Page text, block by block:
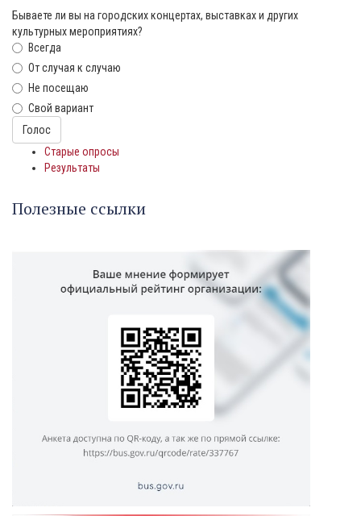
Бываете ли вы на городских концертах, выставках и других
культурных мероприятиях?
Всегда
От случая к случаю
Не посещаю
Свой вариант
Варианты
Голос
Старые опросы
Результаты
Полезные ссылки